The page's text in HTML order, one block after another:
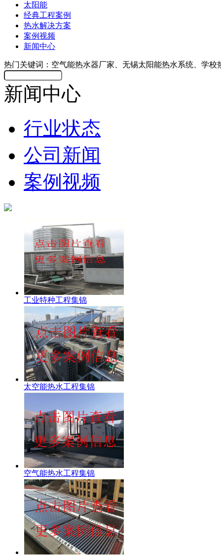
太阳能
经典工程案例
热水解决方案
案例视频
新闻中心
热门关键词：空气能热水器厂家、无锡太阳能热水系统、学校
新闻中心
行业状态
公司新闻
案例视频
工业特种工程集锦
太空能热水工程集锦
空气能热水工程集锦